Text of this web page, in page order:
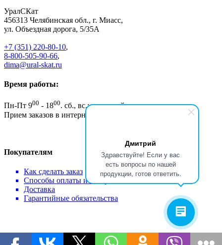
Дмитрий
Здравствуйте! Если у вас
есть вопросы по нашей
продукции, готов ответить.
УралСКат
456313 Челябинская обл., г. Миасс,
ул. Объездная дорога, 5/35А
+7 (351) 220-80-10,
8-800-505-90-66,
dima@ural-skat.ru
Время работы:
Пн-Пт 900 - 1800. сб., вс.: выходной
Прием заказов в интернет магазине - круглосуточно
Покупателям
Как сделать заказ
Способы оплаты и возврат
Доставка
Гарантийные обязательства